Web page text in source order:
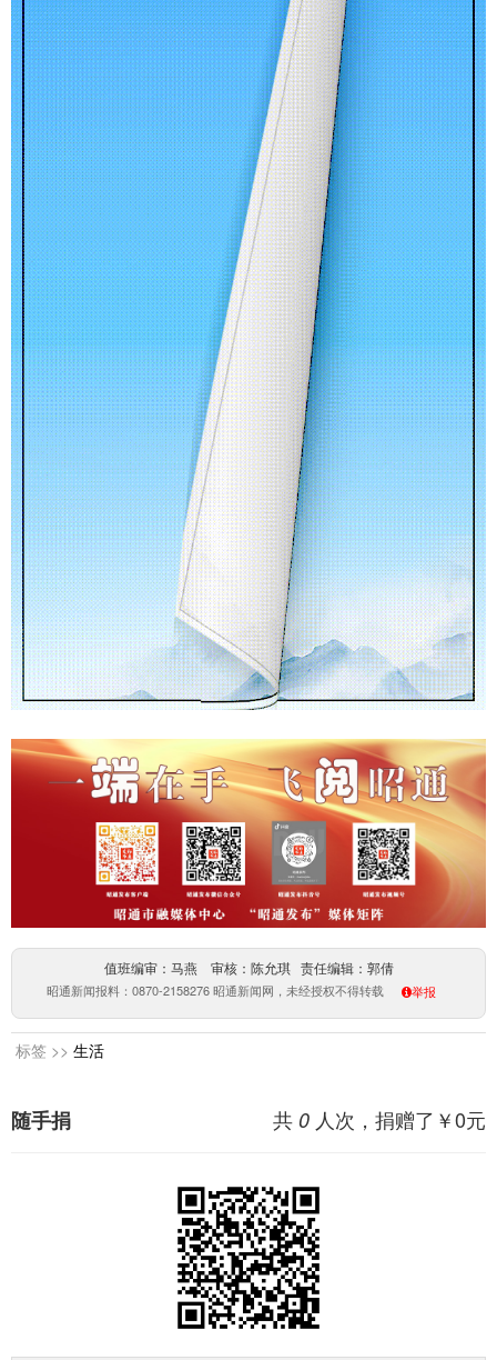
值班编审：马燕 审核：陈允琪 责任编辑：郭倩
昭通新闻报料：0870-2158276 昭通新闻网，未经授权不得转载 举报
标签 >> 生活
共 0 人次，捐赠了￥0元
随手捐